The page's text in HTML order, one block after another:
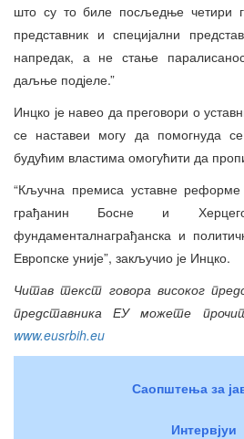
што су то биле посљедње четири
представник и специјални
напредак, а не стање
даљње подјеле.”
Инцко је навео да преговори о
се наставеи могу да помогнуда
будућим властима омогућити да
“Кључна премиса уставне
грађанин Босне и
фундаменталнаграђанска и
Европске уније”, закључио је Инцко.
Читав текст говора високог
представника ЕУ можете
www.eusrbih.eu
Саопштења за
Интервјуи